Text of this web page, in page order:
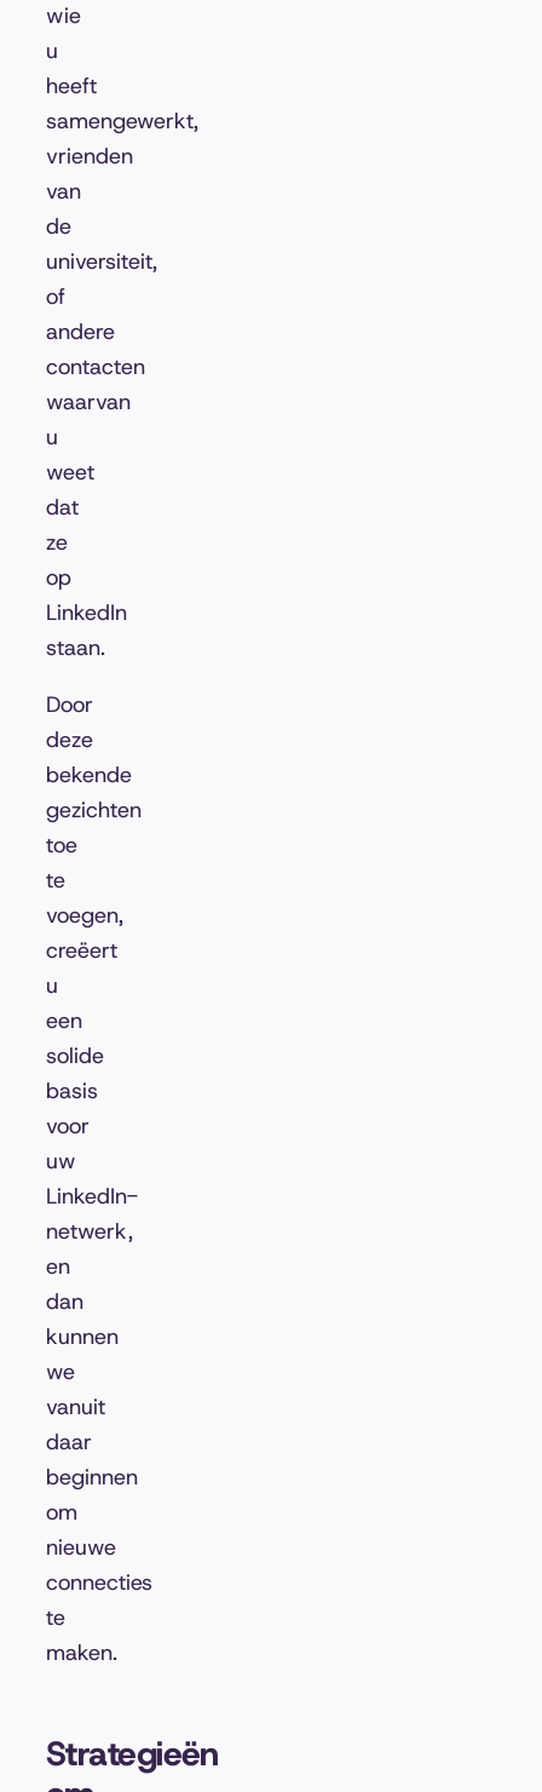
wie
u
heeft
samengewerkt,
vrienden
van
de
universiteit,
of
andere
contacten
waarvan
u
weet
dat
ze
op
LinkedIn
staan.
Door
deze
bekende
gezichten
toe
te
voegen,
creëert
u
een
solide
basis
voor
uw
LinkedIn-
netwerk,
en
dan
kunnen
we
vanuit
daar
beginnen
om
nieuwe
connecties
te
maken.
Strategieën